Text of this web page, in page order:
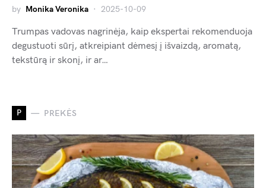
by Monika Veronika 2025-10-09
Trumpas vadovas nagrinėja, kaip ekspertai rekomenduoja
degustuoti sūrį, atkreipiant dėmesį į išvaizdą, aromatą,
tekstūrą ir skonį, ir ar…
P PREKĖS